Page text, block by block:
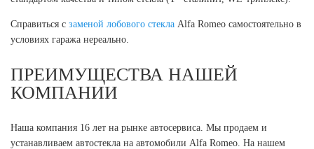
Справиться с заменой лобового стекла Alfa Romeo самостоятельно в
условиях гаража нереально.
ПРЕИМУЩЕСТВА НАШЕЙ
КОМПАНИИ
Наша компания 16 лет на рынке автосервиса. Мы продаем и
устанавливаем автостекла на автомобили Alfa Romeo. На нашем